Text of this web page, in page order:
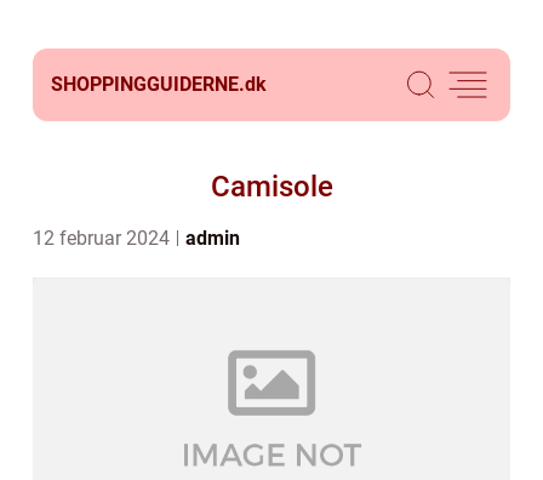
SHOPPINGGUIDERNE.dk
Camisole
12 februar 2024 admin